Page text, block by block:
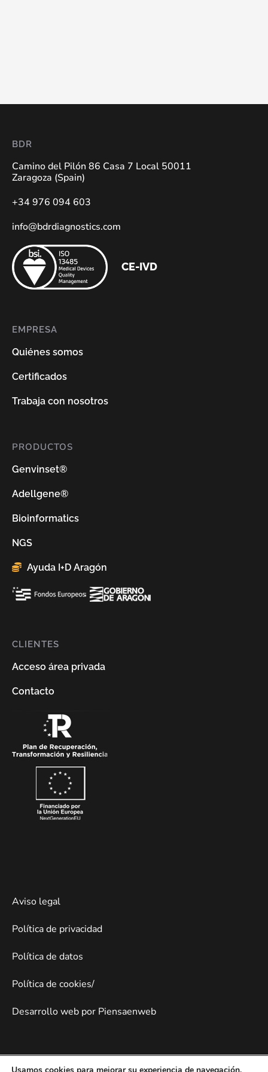
BDR
Camino del Pilón 86 Casa 7 Local 50011
Zaragoza (Spain)
+34 976 094 603
info@bdrdiagnostics.com
CE-IVD
EMPRESA
Quiénes somos
Certificados
Trabaja con nosotros
PRODUCTOS
Genvinset®
Adellgene®
Bioinformatics
NGS
Ayuda I+D Aragón
CLIENTES
Acceso área privada
Contacto
Aviso legal
Política de privacidad
Política de datos
Política de cookies/
Desarrollo web por Piensaenweb